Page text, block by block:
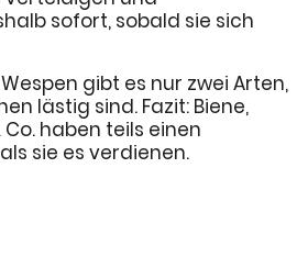
sofort, sobald sie sich
gibt es nur zwei Arten,
lästig sind. Fazit: Biene,
haben teils einen
sie es verdienen.